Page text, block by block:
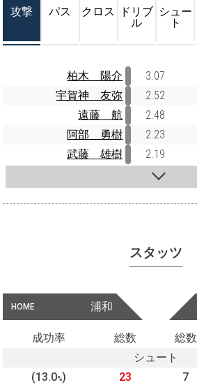
攻撃 パス クロス
ドリブ
ル
シュー
ト
柏木 陽介
3.07
宇賀神 友弥
2.52
遠藤 航
2.48
阿部 勇樹
2.23
武藤 雄樹
2.19
スタッツ
HOME 浦和
成功率 総数 総数
シュート
(13.0%) 23 7